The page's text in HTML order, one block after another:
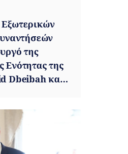
της
Ενότητας της
Dbeibah και
Salem Al